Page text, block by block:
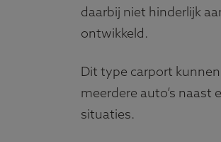
daarbij niet hinderlijk
ontwikkeld.
Dit type carport
meerdere auto’s naast
situaties.